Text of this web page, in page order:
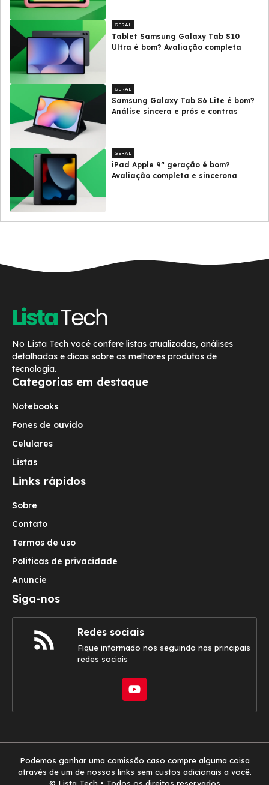
GERAL
Tablet Samsung Galaxy Tab S10
Ultra é bom? Avaliação completa
GERAL
Samsung Galaxy Tab S6 Lite é bom?
Análise sincera e prós e contras
GERAL
iPad Apple 9ª geração é bom?
Avaliação completa e sincerona
No Lista Tech você confere listas atualizadas, análises
detalhadas e dicas sobre os melhores produtos de
tecnologia.
Categorias em destaque
Notebooks
Fones de ouvido
Celulares
Listas
Links rápidos
Sobre
Contato
Termos de uso
Politicas de privacidade
Anuncie
Siga-nos
Redes sociais
Fique informado nos seguindo nas principais
redes sociais
Podemos ganhar uma comissão caso compre alguma coisa
através de um de nossos links sem custos adicionais a você.